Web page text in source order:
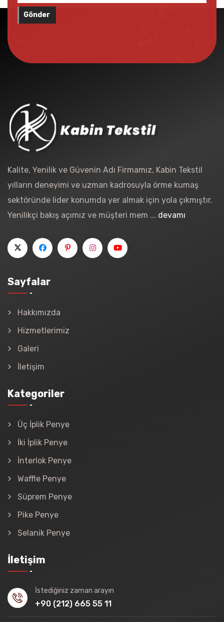
Gönder
Kalite, Yenilik ve Güvenin Adı Firmamız, Kabin Tekstil
yılların deneyimi ve uzman kadrosuyla örme kumaş
sektöründe lider konumda yer almak için yola çıkmıştır.
Yenilikçi bakış açımız ve müşteri mem ... devamı
Sayfalar
Hakkımızda
Hizmetlerimiz
Galeri
İletişim
Kategoriler
Üç İplik Penye
İki İplik Penye
İnterlok Penye
Waffle Penye
Süprem Penye
Pike Penye
Selanik Penye
İletişim
İstediğiniz zaman arayın
+90 (212) 665 55 11